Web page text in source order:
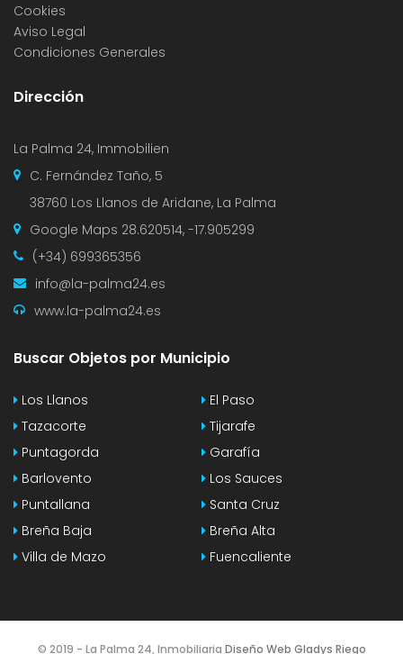
Cookies
Aviso Legal
Condiciones Generales
Dirección
La Palma 24, Immobilien
C. Fernández Taño, 5
38760 Los Llanos de Aridane, La Palma
Google Maps 28.620514, -17.905299
(+34) 699365356
info@la-palma24.es
www.la-palma24.es
Buscar Objetos por Municipio
Los Llanos
El Paso
Tazacorte
Tijarafe
Puntagorda
Garafía
Barlovento
Los Sauces
Puntallana
Santa Cruz
Breña Baja
Breña Alta
Villa de Mazo
Fuencaliente
© 2019 - La Palma 24, Inmobiliaria Diseño Web Gladys Riego